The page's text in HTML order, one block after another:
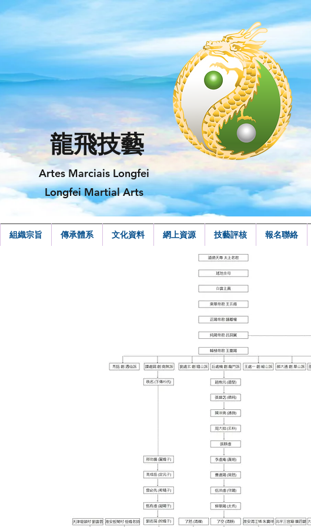
龍飛技藝
Longfei Martial Arts
Artes Marciais Longfei
組織宗旨 傳承體系 文化資料 網上資源 技藝評核 報名聯絡